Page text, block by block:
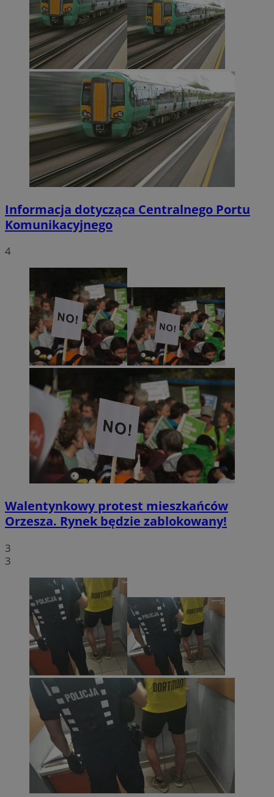
Informacja dotycząca Centralnego Portu
Komunikacyjnego
4
Walentynkowy protest mieszkańców
Orzesza. Rynek będzie zablokowany!
3
3